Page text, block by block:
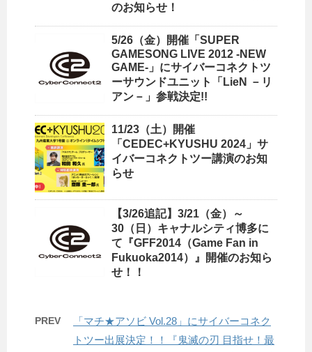
のお知らせ！
5/26（金）開催「SUPER
GAMESONG LIVE 2012 -NEW
GAME-」にサイバーコネクトツ
ーサウンドユニット「LieN －リ
アン－」参戦決定!!
11/23（土）開催
「CEDEC+KYUSHU 2024」サ
イバーコネクトツー講演のお知
らせ
【3/26追記】3/21（金）～
30（日）キャナルシティ博多に
て『GFF2014（Game Fan in
Fukuoka2014）』開催のお知ら
せ！！
PREV
「マチ★アソビ Vol.28」にサイバーコネク
トツー出展決定！！『鬼滅の刃 目指せ！最